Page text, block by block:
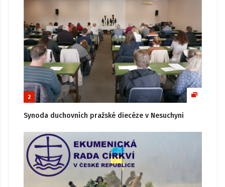
2
Synoda duchovních pražské diecéze v Nesuchyni